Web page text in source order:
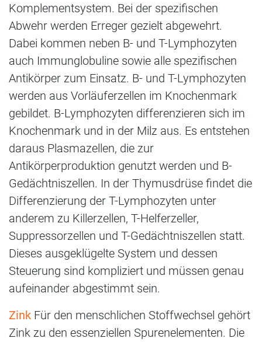
Komplementsystem. Bei der spezifischen
Abwehr werden Erreger gezielt abgewehrt.
Dabei kommen neben B- und T-Lymphozyten
auch Immunglobuline sowie alle spezifischen
Antikörper zum Einsatz. B- und T-Lymphozyten
werden aus Vorläuferzellen im Knochenmark
gebildet. B-Lymphozyten differenzieren sich im
Knochenmark und in der Milz aus. Es entstehen
daraus Plasmazellen, die zur
Antikörperproduktion genutzt werden und B-
Gedächtniszellen. In der Thymusdrüse findet die
Differenzierung der T-Lymphozyten unter
anderem zu Killerzellen, T-Helferzeller,
Suppressorzellen und T-Gedächtniszellen statt.
Dieses ausgeklügelte System und dessen
Steuerung sind kompliziert und müssen genau
aufeinander abgestimmt sein.
Zink Für den menschlichen Stoffwechsel gehört
Zink zu den essenziellen Spurenelementen. Die